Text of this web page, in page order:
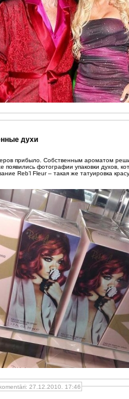
духи
прибыло. Собственным ароматом
появились фотографии упаковки духов,
27.12.2010. 17:46